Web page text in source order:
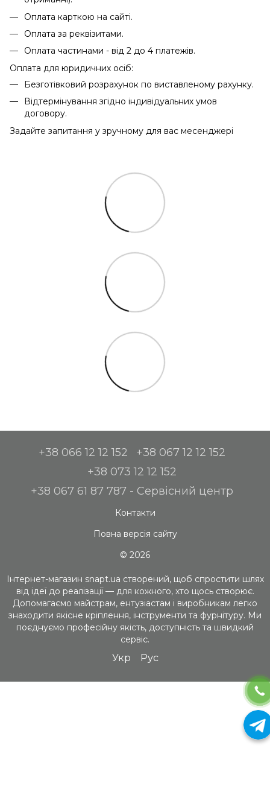
Оплата карткою на сайті.
Оплата за реквізитами.
Оплата частинами - від 2 до 4 платежів.
Оплата для юридичних осіб:
Безготівковий розрахунок по виставленому рахунку.
Відтермінування згідно індивідуальних умов
договору.
Задайте запитання у зручному для вас месенджері
+38 066 12 12 152
+38 067 12 12 152
+38 073 12 12 152
+38 067 61 87 787 - Сервісний центр
Контакти
Повна версія сайту
© 2026
Інтернет-магазин snapt.ua створений, щоб спростити шлях
від ідеї до реалізації — для кожного, хто щось створює.
Допомагаємо майстрам, ентузіастам і виробникам легко
знаходити якісне кріплення, інструменти та фурнітуру. Ми
поєднуємо професійну якість, доступність та швидкий
сервіс.
Укр Рус